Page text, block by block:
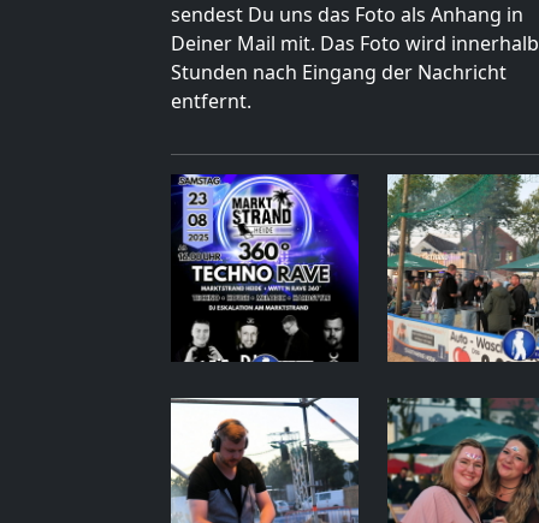
sendest Du uns das Foto als Anhang in
Deiner Mail mit. Das Foto wird
Stunden nach Eingang der Nachricht
entfernt.